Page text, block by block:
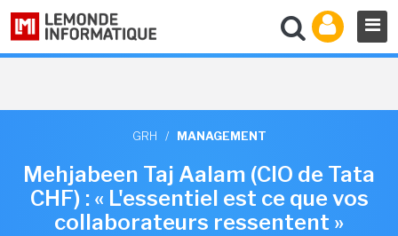
GRH / MANAGEMENT
Mehjabeen Taj Aalam (CIO de Tata
CHF) : « L'essentiel est ce que vos
collaborateurs ressentent »